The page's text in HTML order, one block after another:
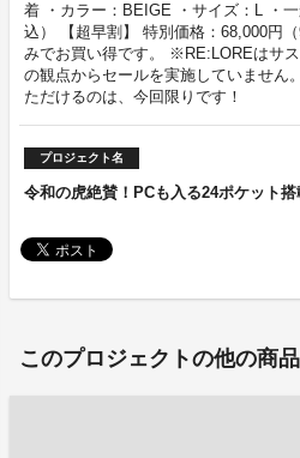
着 ・カラー：BEIGE ・サイズ：L ・
込） 【超早割】 特別価格：68,000円
みでお買い得です。 ※RE:LOREはサ
の観点からセールを実施していません
ただけるのは、今回限りです！
プロジェクト名
令和の虎絶賛！PCも入る24ポケット搭
このプロジェクトの他の商品